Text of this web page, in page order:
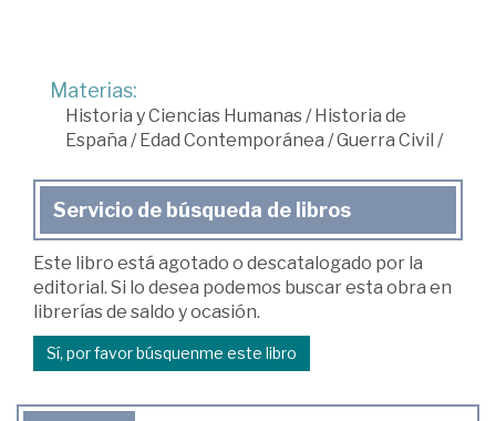
Materias:
Historia y Ciencias Humanas/Historia de
España /Edad Contemporánea /Guerra Civil /
Servicio de búsqueda de libros
Este libro está agotado o descatalogado por la
editorial. Si lo desea podemos buscar esta obra en
librerías de saldo y ocasión.
Sí, por favor búsquenme este libro